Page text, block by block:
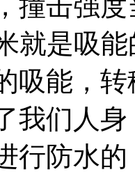
就是吸
吸能，
我们人
行防水